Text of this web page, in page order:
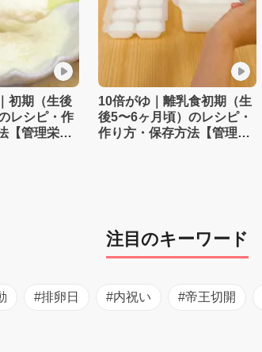
初期（生後
レシピ・作
【管理栄養
10倍がゆ｜離乳食初期（生
後5〜6ヶ月頃）のレシピ・
作り方・保存方法【管理栄
注目のキーワード
#排卵日 #内祝い #帝王切開